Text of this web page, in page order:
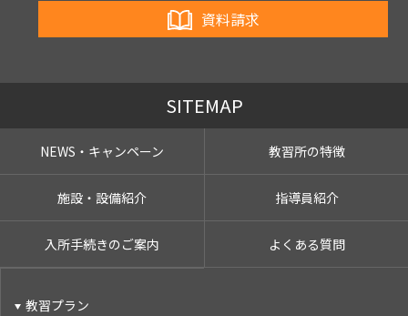
資料請求
SITEMAP
NEWS・キャンペーン 教習所の特徴
施設・設備紹介 指導員紹介
入所手続きのご案内 よくある質問
教習プラン